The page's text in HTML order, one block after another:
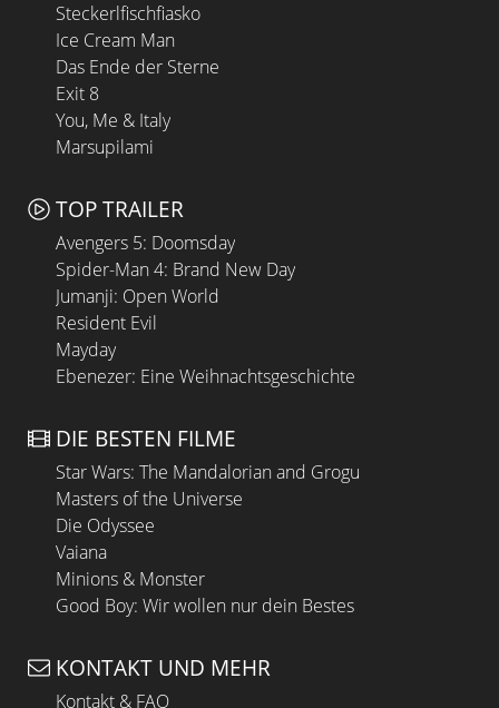
Steckerlfischfiasko
Ice Cream Man
Das Ende der Sterne
Exit 8
You, Me & Italy
Marsupilami
TOP TRAILER
Avengers 5: Doomsday
Spider-Man 4: Brand New Day
Jumanji: Open World
Resident Evil
Mayday
Ebenezer: Eine Weihnachtsgeschichte
DIE BESTEN FILME
Star Wars: The Mandalorian and Grogu
Masters of the Universe
Die Odyssee
Vaiana
Minions & Monster
Good Boy: Wir wollen nur dein Bestes
KONTAKT UND MEHR
Kontakt & FAQ